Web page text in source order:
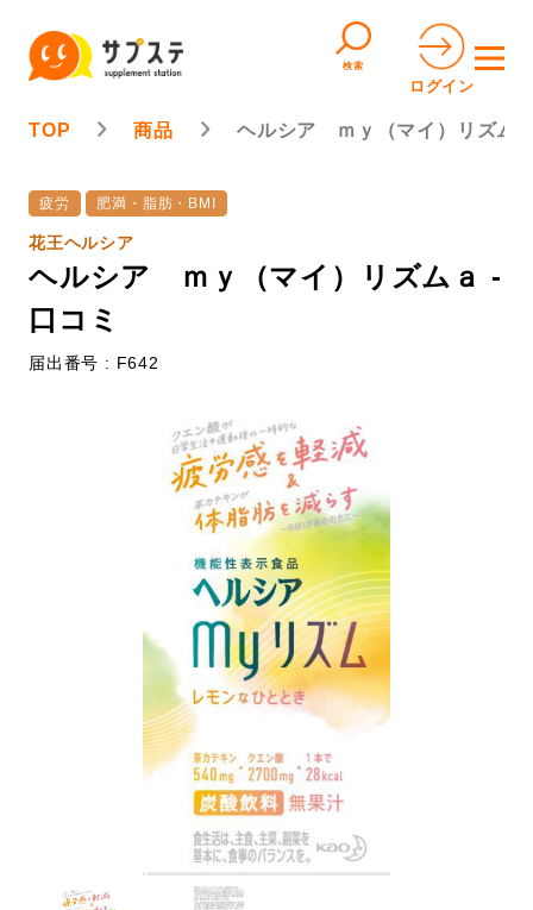
検索
ログイン
TOP 商品 ヘルシア ｍｙ（マイ）リズム
疲労 肥満・脂肪・BMI
花王ヘルシア
ヘルシア ｍｙ（マイ）リズムａ -
口コミ
届出番号 : F642